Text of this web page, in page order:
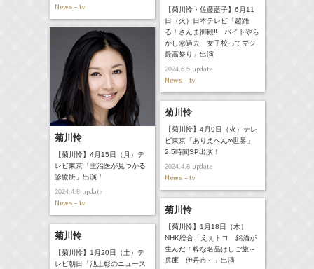
【菊川怜・佐藤藍子】6月11
日（火）日本テレビ「超踊
る！さんま御殿‼ バイトやら
かし㊙過去 女子校ってマジ
最高祭り」出演
2024.6.5update
News - tv
News - tv
菊川怜
【菊川怜】4月15日（月）テ
レビ東京「主治医が見つかる
診療所」出演！
2024.4.8update
News - tv
菊川怜
【菊川怜】4月9日（火）テレ
ビ東京「ありえへん∞世界」
2.5時間SP出演！
2024.4.8update
News - tv
菊川怜
【菊川怜】1月18日（木）
NHK総合「えぇトコ 銘酒が
生んだ！粋な名品はしご旅～
兵庫 伊丹市～」出演
菊川怜
【菊川怜】1月20日（土）テ
レビ朝日「池上彰のニュース